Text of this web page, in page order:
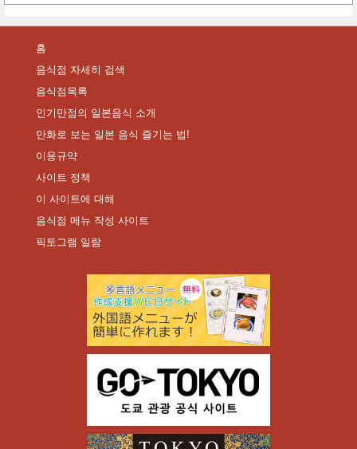
홈
음식점 자세히 검색
음식점목록
인기만점의 일본음식 소개
만화로 보는 일본 음식 즐기는 법!
이용규약
사이트 정책
이 사이트에 대해
음식점 메뉴 작성 사이트
픽토그램 일람